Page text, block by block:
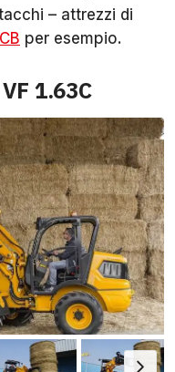
– attrezzi di
per esempio.
1.63C